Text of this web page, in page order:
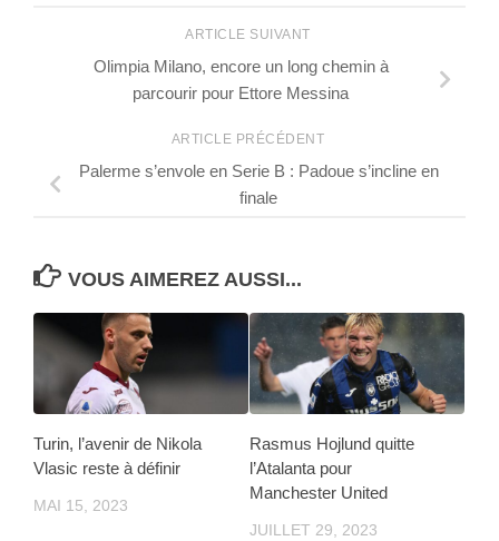
ARTICLE SUIVANT
Olimpia Milano, encore un long chemin à
parcourir pour Ettore Messina
ARTICLE PRÉCÉDENT
Palerme s’envole en Serie B : Padoue s’incline en
finale
VOUS AIMEREZ AUSSI...
Turin, l’avenir de Nikola
Vlasic reste à définir
MAI 15, 2023
Rasmus Hojlund quitte
l’Atalanta pour
Manchester United
JUILLET 29, 2023